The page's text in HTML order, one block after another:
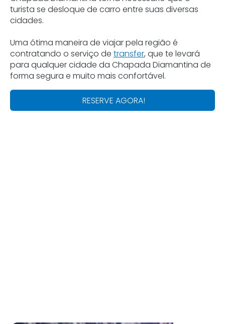
turista se desloque de carro entre suas diversas
cidades.
Uma ótima maneira de viajar pela região é
contratando o serviço de transfer, que te levará
para qualquer cidade da Chapada Diamantina de
forma segura e muito mais confortável.
RESERVE AGORA!